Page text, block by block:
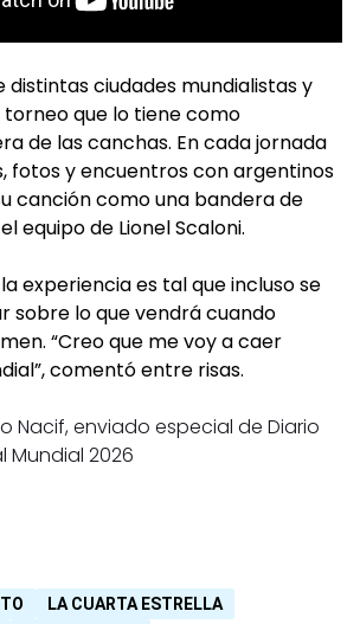
ciudades mundialistas y
que lo tiene como
de las canchas. En cada jornada
fotos y encuentros con argentinos
canción como una bandera de
equipo de Lionel Scaloni.
experiencia es tal que incluso se
sobre lo que vendrá cuando
“Creo que me voy a caer
comentó entre risas.
Nacif, enviado especial de Diario
Mundial 2026
LA CUARTA ESTRELLA